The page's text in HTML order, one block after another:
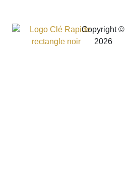
Copyright ©
2026